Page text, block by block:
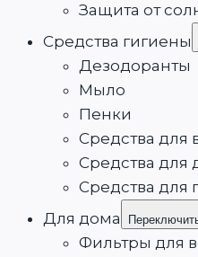
Защита от
Средства гигиены
Дезодоранты
Мыло
Пенки
Средства для
Средства для
Средства для
Для дома
Фильтры для